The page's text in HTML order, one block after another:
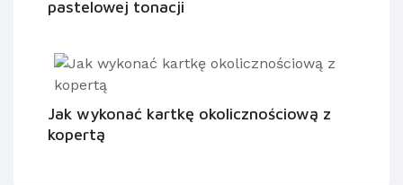
pastelowej tonacji
Jak wykonać kartkę okolicznościową z
kopertą